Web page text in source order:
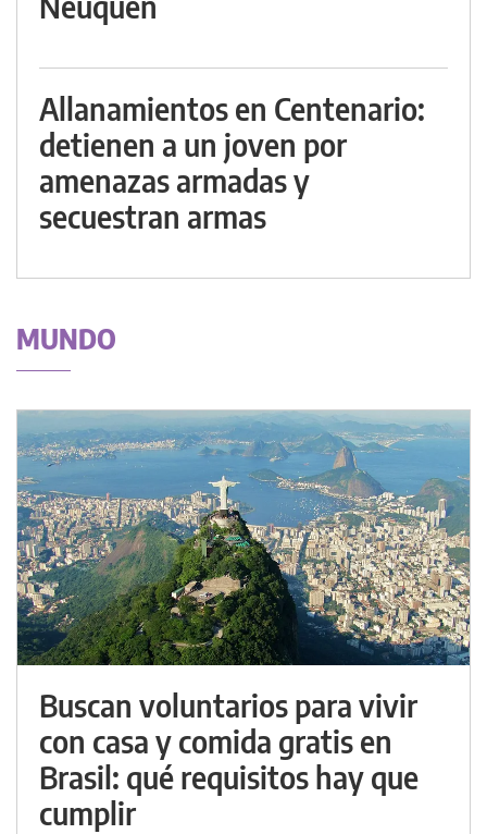
Allanamientos en Centenario:
detienen a un joven por
amenazas armadas y
secuestran armas
MUNDO
Buscan voluntarios para vivir
con casa y comida gratis en
Brasil: qué requisitos hay que
cumplir